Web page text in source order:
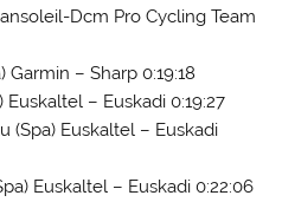
Dcm Pro Cycling Team
– Sharp 0:19:18
Euskaltel – Euskadi 0:19:27
(Spa) Euskaltel – Euskadi
Euskaltel – Euskadi 0:22:06